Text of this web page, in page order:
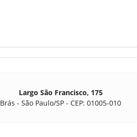
Largo São Francisco, 175
Brás - São Paulo/SP - CEP: 01005-010